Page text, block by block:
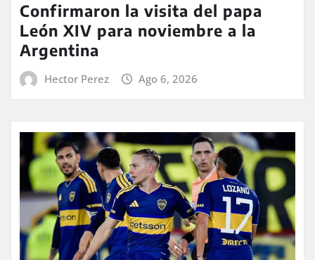
Confirmaron la visita del papa
León XIV para noviembre a la
Argentina
Hector Perez Ago 6, 2026